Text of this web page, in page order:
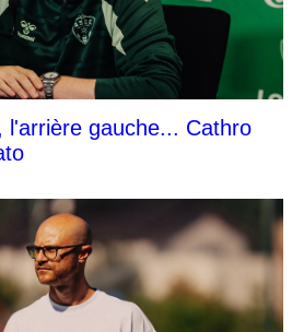
l'arrière gauche... Cathro